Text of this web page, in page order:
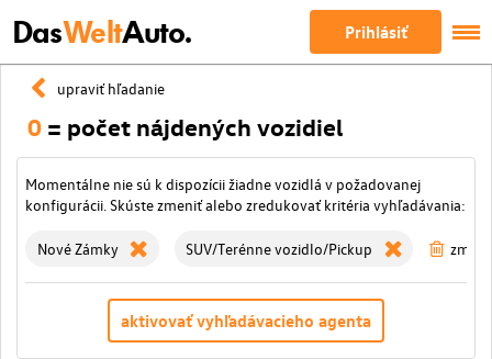
DasWeltAuto. Prihlásiť
upraviť hľadanie
0 = počet nájdených vozidiel
Momentálne nie sú k dispozícii žiadne vozidlá v požadovanej
konfigurácii. Skúste zmeniť alebo zredukovať kritéria vyhľadávania:
Nové Zámky SUV/Terénne vozidlo/Pickup
aktivovať vyhľadávacieho agenta